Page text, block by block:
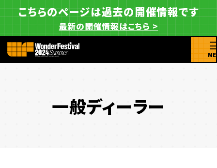
こちらのページは過去の開催情報です
最新の開催情報はこちら >
一般ディーラー